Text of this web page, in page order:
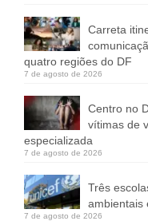
Carreta
quatro regiões do DF
7 de agosto de 2026
Centro no
vítimas de
especializada
7 de agosto de 2026
Três
ambientais
7 de agosto de 2026